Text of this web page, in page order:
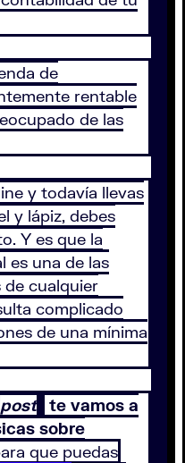
de
rentable
de las
y todavía llevas
y lápiz, debes
Y es que la
es una de las
cualquier
complicado
de una mínima
post
te vamos a
sobre
que puedas